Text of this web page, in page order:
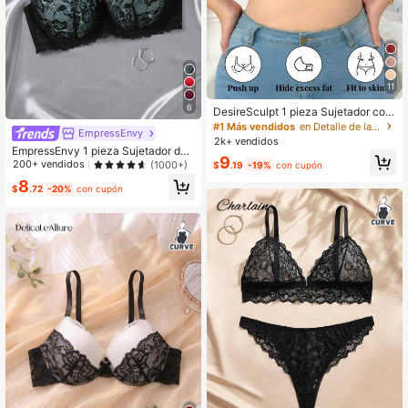
6
EmpressEnvy
EmpressEnvy 1 pieza Sujetador de
encaje con aros para tallas grande
200+ vendidos (1000+)
$8.72 -20% con cupón
11
DesireSculpt 1 pieza Sujetador con
aros de soporte cómodo, sin costur
as y suave para tallas grandes, que
#1 Más vendidos
en Detalle de la taza Sujetadores de talla grande
2k+ vendidos
$9.19 -19% con cupón